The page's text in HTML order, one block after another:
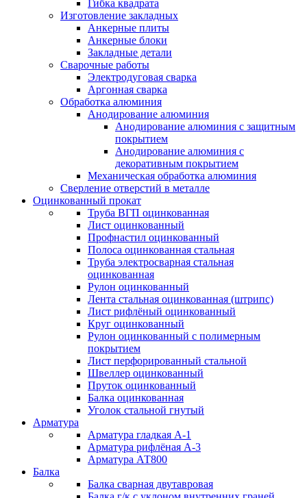
Гибка квадрата
Изготовление закладных
Анкерные плиты
Анкерные блоки
Закладные детали
Сварочные работы
Электродуговая сварка
Аргонная сварка
Обработка алюминия
Анодирование алюминия
Анодирование алюминия с защитным
покрытием
Анодирование алюминия с
декоративным покрытием
Механическая обработка алюминия
Сверление отверстий в металле
Оцинкованный прокат
Труба ВГП оцинкованная
Лист оцинкованный
Профнастил оцинкованный
Полоса оцинкованная стальная
Труба электросварная стальная
оцинкованная
Рулон оцинкованный
Лента стальная оцинкованная (штрипс)
Лист рифлёный оцинкованный
Круг оцинкованный
Рулон оцинкованный с полимерным
покрытием
Лист перфорированный стальной
Швеллер оцинкованный
Пруток оцинкованный
Балка оцинкованная
Уголок стальной гнутый
Арматура
Арматура гладкая А-1
Арматура рифлёная А-3
Арматура АТ800
Балка
Балка сварная двутавровая